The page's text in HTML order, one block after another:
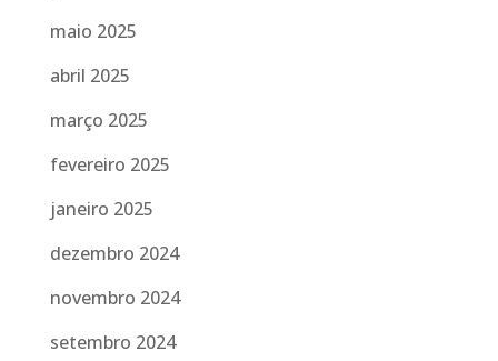
maio 2025
abril 2025
março 2025
fevereiro 2025
janeiro 2025
dezembro 2024
novembro 2024
setembro 2024